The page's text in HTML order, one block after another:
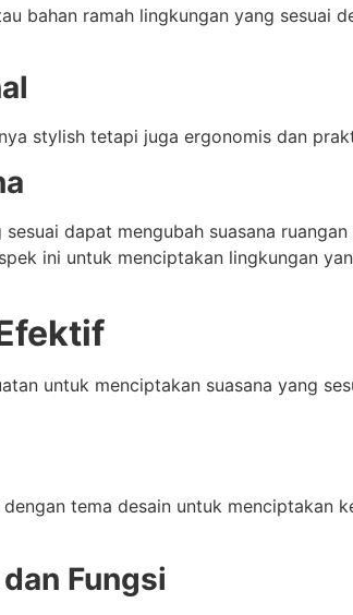
bahan ramah lingkungan yang sesuai
stylish tetapi juga ergonomis dan
dapat mengubah suasana
ini untuk menciptakan lingkungan
untuk menciptakan suasana yang
tema desain untuk menciptakan
Fungsi